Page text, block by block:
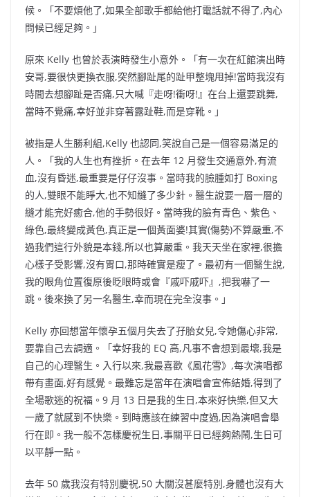
候。「不要煩他了,如果全部歌手都給他打電話就不得了,內心
問候已經足夠。」
原來 Kelly 也曾於表演時發生小意外。「有一次在紅館演出時
安哥,要很快更換衣服,突然腳趾尾的趾甲整塊甩掉!當時我沒有
時間去想腳趾是否痛,只大喊『走呀!衝呀!』在台上還要跳舞,
當時不覺痛,幸好並非穿著露趾鞋,而是穿靴。」
被指是人生勝利組,Kelly 也認同,笑說自己是一個容易滿足的
人。「我的人生也有挫折。在去年 12 月發生交通意外,有流
血,沒有昏迷,最重要是仔仔沒事。當時我的臉腫如打 Boxing
的人,雙眼不能睜大,也不知縫了多少針。醫生說要一層一層的
縫才能完好癒合,他的手勢很好。當時我的臉有青色、紫色、
綠色,最終變成黃色,真正是一個黃面婆!其實(傷勢)不算嚴重,不
過我們這行外貌是本錢,所以也算嚴重。我天天坐在家裡,很擔
心樣子受影響,沒有胃口,那時確實是瘦了。最初有一個醫生說,
我的眼角位置復原後眨眼時或會『戚吓戚吓』,把我嚇了一
跳。後來換了另一名醫生,幸而現在完全沒事。」
Kelly 亦回想當年懷孕五個月失去了孖胎女兒,令她傷心非常,
要靠自己去調適。「幸好我的 EQ 高,凡事不會想到最壞,我是
自己的心理醫生。入行以來,我最喜歡《風花雪》,每次演唱都
帶有畫面,好有感覺。最難忘是當年在演唱會宣佈結婚,得到了
全場歌迷的祝福。9 月 13 日是我的生日,本來好快樂,但又大
一歲了就感到不快樂。到時應該在練習中度過,因為演唱會舉
行在即。我一般不怎樣慶祝生日,事關平日已經夠熱鬧,生日可
以平靜一點。
去年 50 歲我沒有特別慶祝,50 大關沒甚麼特別,身體也沒有大